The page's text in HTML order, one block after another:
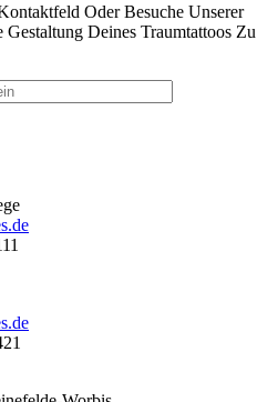
Oder Besuche Unserer
Deines Traumtattoos Zu